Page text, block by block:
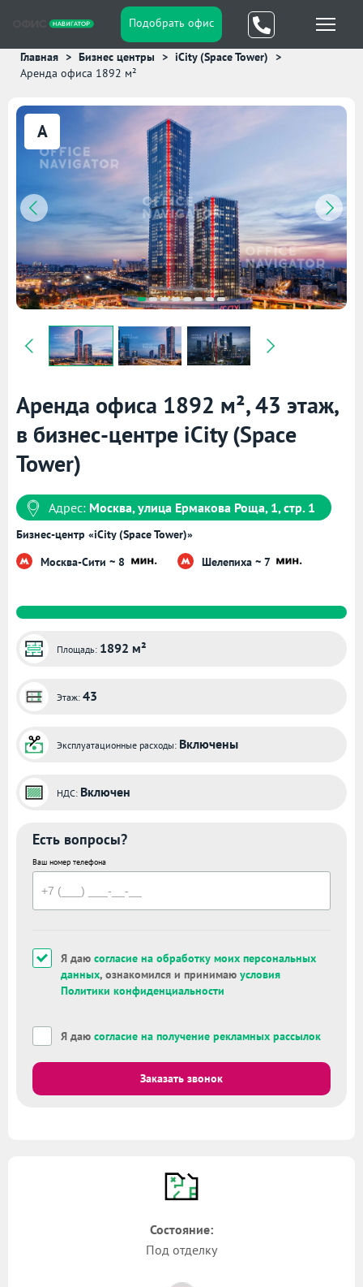
Подобрать офис
Главная Бизнес центры
iCity (Space Tower)
Аренда офиса 1892 м²
A
Аренда офиса 1892 м², 43 этаж,
в бизнес-центре iCity (Space
Tower)
Адрес: Москва, улица Ермакова Роща, 1, стр. 1
Бизнес-центр «iCity (Space Tower)»
Москва-Сити ~ 8
Шелепиха ~ 7
Площадь: 1892 м²
Этаж: 43
Эксплуатационные расходы: Включены
НДС: Включен
Есть вопросы?
Ваш номер телефона
Я даю согласие на обработку моих персональных
данных, ознакомился и принимаю условия
Политики конфиденциальности
Я даю согласие на получение рекламных рассылок
Заказать звонок
Состояние:
Под отделку